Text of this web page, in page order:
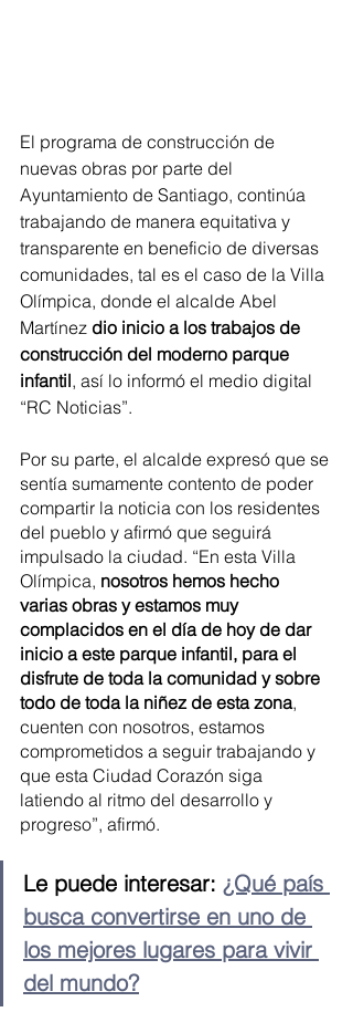
El programa de construcción de
nuevas obras por parte del
Ayuntamiento de Santiago, continúa
trabajando de manera equitativa y
transparente en beneficio de diversas
comunidades, tal es el caso de la Villa
Olímpica, donde el alcalde Abel
Martínez dio inicio a los trabajos de
construcción del moderno parque
infantil, así lo informó el medio digital
“RC Noticias”.
Por su parte, el alcalde expresó que se
sentía sumamente contento de poder
compartir la noticia con los residentes
del pueblo y afirmó que seguirá
impulsado la ciudad. “En esta Villa
Olímpica, nosotros hemos hecho
varias obras y estamos muy
complacidos en el día de hoy de dar
inicio a este parque infantil, para el
disfrute de toda la comunidad y sobre
todo de toda la niñez de esta zona,
cuenten con nosotros, estamos
comprometidos a seguir trabajando y
que esta Ciudad Corazón siga
latiendo al ritmo del desarrollo y
progreso”, afirmó.
Le puede interesar: ¿Qué país
busca convertirse en uno de
los mejores lugares para vivir
del mundo?